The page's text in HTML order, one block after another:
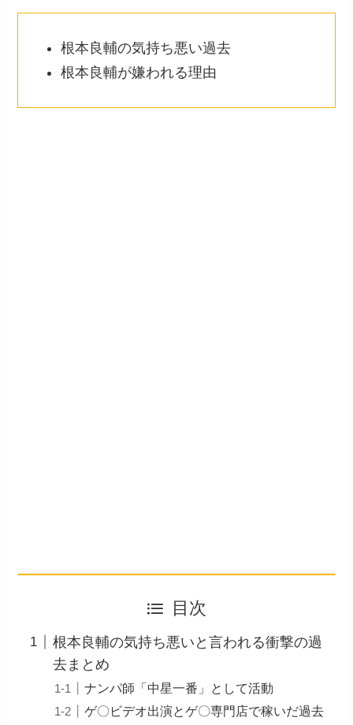
根本良輔の気持ち悪い過去
根本良輔が嫌われる理由
目次
根本良輔の気持ち悪いと言われる衝撃の過
去まとめ
ナンパ師「中星一番」として活動
ゲ〇ビデオ出演とゲ〇専門店で稼いだ過去